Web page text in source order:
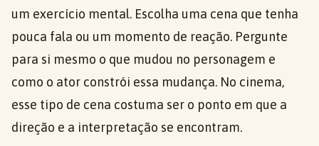
um exercício mental. Escolha uma cena que tenha
pouca fala ou um momento de reação. Pergunte
para si mesmo o que mudou no personagem e
como o ator constrói essa mudança. No cinema,
esse tipo de cena costuma ser o ponto em que a
direção e a interpretação se encontram.